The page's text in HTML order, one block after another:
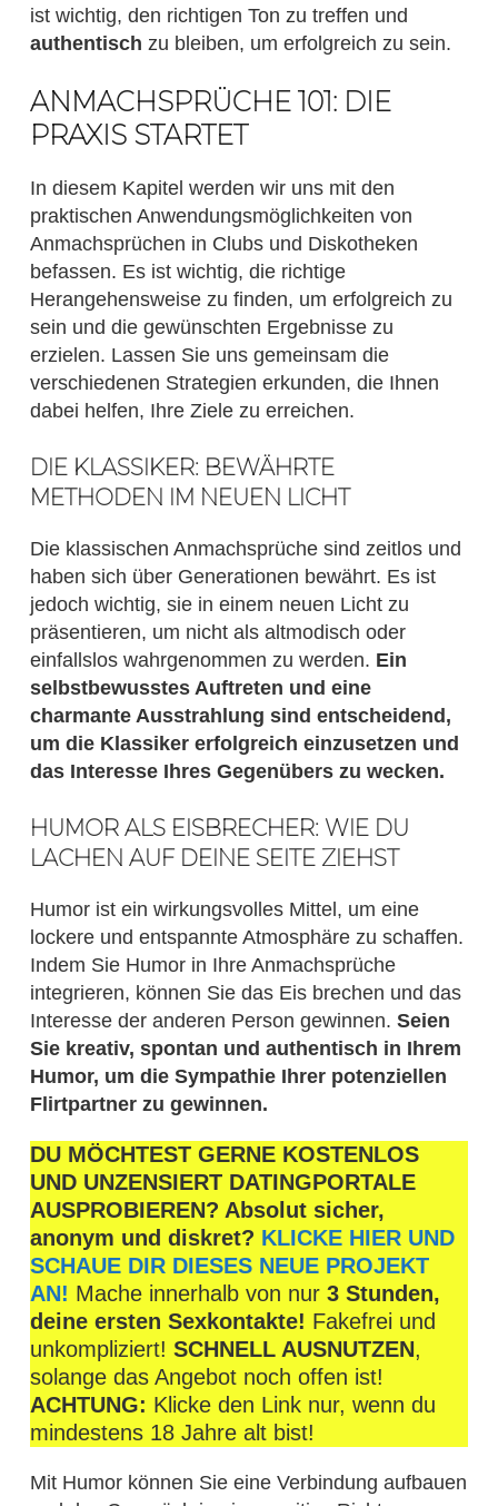
ist wichtig, den richtigen Ton zu treffen und
authentisch zu bleiben, um erfolgreich zu sein.
ANMACHSPRÜCHE 101: DIE
PRAXIS STARTET
In diesem Kapitel werden wir uns mit den
praktischen Anwendungsmöglichkeiten von
Anmachsprüchen in Clubs und Diskotheken
befassen. Es ist wichtig, die richtige
Herangehensweise zu finden, um erfolgreich zu
sein und die gewünschten Ergebnisse zu
erzielen. Lassen Sie uns gemeinsam die
verschiedenen Strategien erkunden, die Ihnen
dabei helfen, Ihre Ziele zu erreichen.
DIE KLASSIKER: BEWÄHRTE
METHODEN IM NEUEN LICHT
Die klassischen Anmachsprüche sind zeitlos und
haben sich über Generationen bewährt. Es ist
jedoch wichtig, sie in einem neuen Licht zu
präsentieren, um nicht als altmodisch oder
einfallslos wahrgenommen zu werden. Ein
selbstbewusstes Auftreten und eine
charmante Ausstrahlung sind entscheidend,
um die Klassiker erfolgreich einzusetzen und
das Interesse Ihres Gegenübers zu wecken.
HUMOR ALS EISBRECHER: WIE DU
LACHEN AUF DEINE SEITE ZIEHST
Humor ist ein wirkungsvolles Mittel, um eine
lockere und entspannte Atmosphäre zu schaffen.
Indem Sie Humor in Ihre Anmachsprüche
integrieren, können Sie das Eis brechen und das
Interesse der anderen Person gewinnen. Seien
Sie kreativ, spontan und authentisch in Ihrem
Humor, um die Sympathie Ihrer potenziellen
Flirtpartner zu gewinnen.
DU MÖCHTEST GERNE KOSTENLOS
UND UNZENSIERT DATINGPORTALE
AUSPROBIEREN? Absolut sicher,
anonym und diskret? KLICKE HIER UND
SCHAUE DIR DIESES NEUE PROJEKT
AN! Mache innerhalb von nur 3 Stunden,
deine ersten Sexkontakte! Fakefrei und
unkompliziert! SCHNELL AUSNUTZEN,
solange das Angebot noch offen ist!
ACHTUNG: Klicke den Link nur, wenn du
mindestens 18 Jahre alt bist!
Mit Humor können Sie eine Verbindung aufbauen